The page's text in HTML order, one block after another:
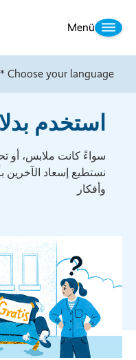
Menü
Choose your language *
استخدم
سواءً كانت ملابس، أو
نستطيع إسعاد الآخرين
وأفكار